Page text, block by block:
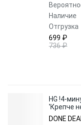
Наличие
Отгрузка
699 ₽
736 ₽
HG !4-
'Крепче
DONE